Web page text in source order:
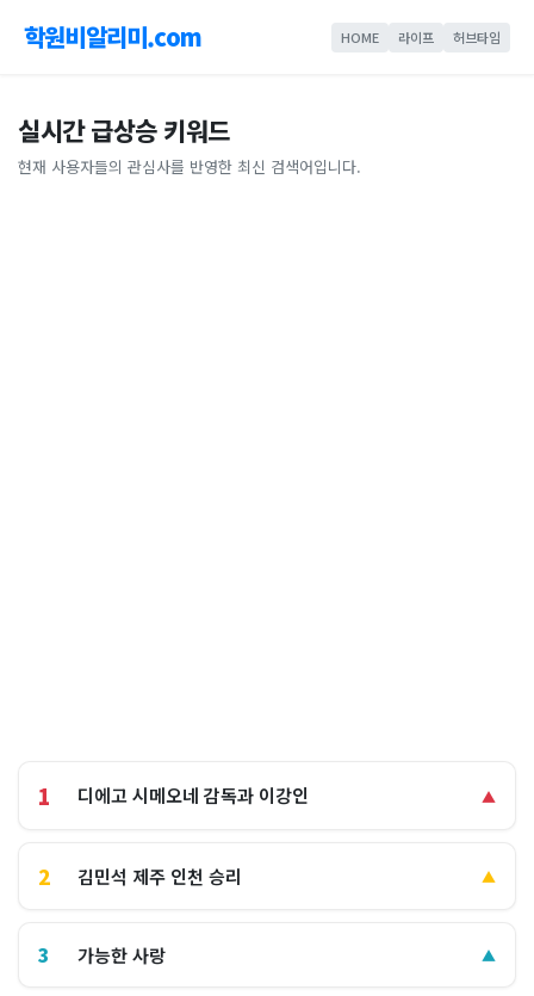
학원비알리미.com HOME 라이프 허브타임
실시간 급상승 키워드
현재 사용자들의 관심사를 반영한 최신 검색어입니다.
1 디에고 시메오네 감독과 이강인 ▲
2 김민석 제주 인천 승리 ▲
3 가능한 사랑 ▲